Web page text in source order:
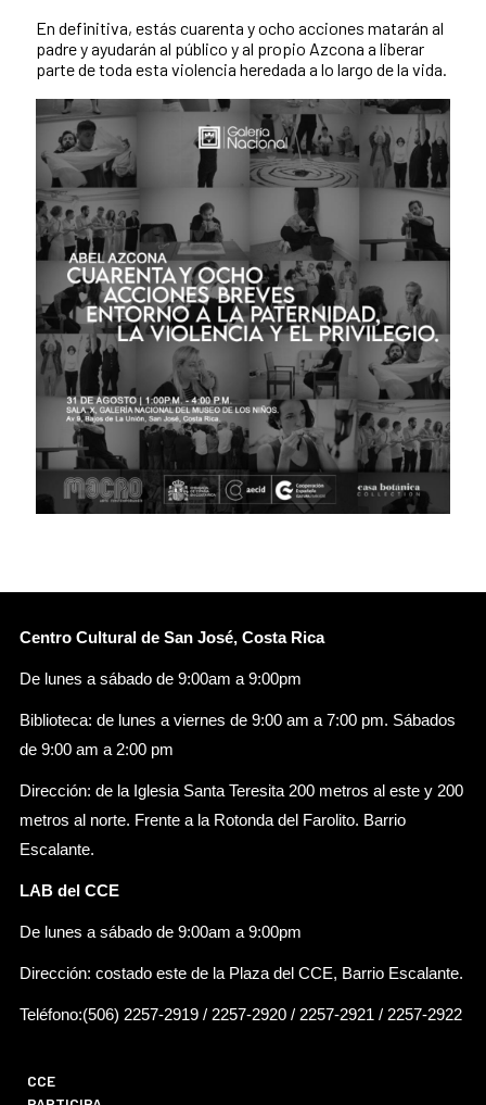
En definitiva, estás cuarenta y ocho acciones matarán al
padre y ayudarán al público y al propio Azcona a liberar
parte de toda esta violencia heredada a lo largo de la vida.
Centro Cultural de San José, Costa Rica
De lunes a sábado de 9:00am a 9:00pm
Biblioteca: de lunes a viernes de 9:00 am a 7:00 pm. Sábados
de 9:00 am a 2:00 pm
Dirección: de la Iglesia Santa Teresita 200 metros al este y 200
metros al norte. Frente a la Rotonda del Farolito. Barrio
Escalante.
LAB del CCE
De lunes a sábado de 9:00am a 9:00pm
Dirección: costado este de la Plaza del CCE, Barrio Escalante.
Teléfono:(506) 2257-2919 / 2257-2920 / 2257-2921 / 2257-2922
CCE